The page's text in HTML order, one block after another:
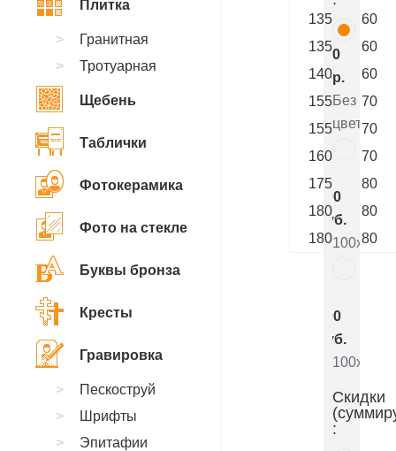
135
60
135
60
140
60
155
70
155
70
160
70
175
80
180
80
180
80
0
р.
Без
цветника
800
руб.
100x50x5
000
руб.
100x50x8
Скидки
:
Плитка
Гранитная
Тротуарная
Щебень
Таблички
Фотокерамика
Фото на стекле
Буквы бронза
Кресты
Гравировка
Пескоструй
Шрифты
Эпитафии